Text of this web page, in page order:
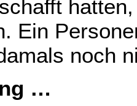
Ein
noch
…